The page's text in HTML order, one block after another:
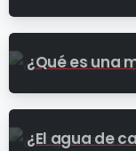
¿Qué es una
¿El agua de